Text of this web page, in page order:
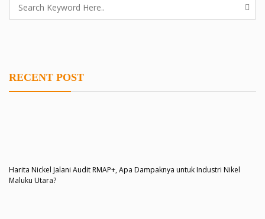
RECENT POST
Harita Nickel Jalani Audit RMAP+, Apa Dampaknya untuk Industri Nikel
Maluku Utara?